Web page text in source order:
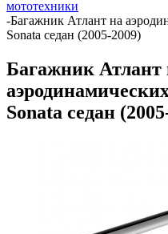
мототехники
-Багажник Атлант на
Sonata седан (2005-2009)
Багажник Атлант
Sonata седан